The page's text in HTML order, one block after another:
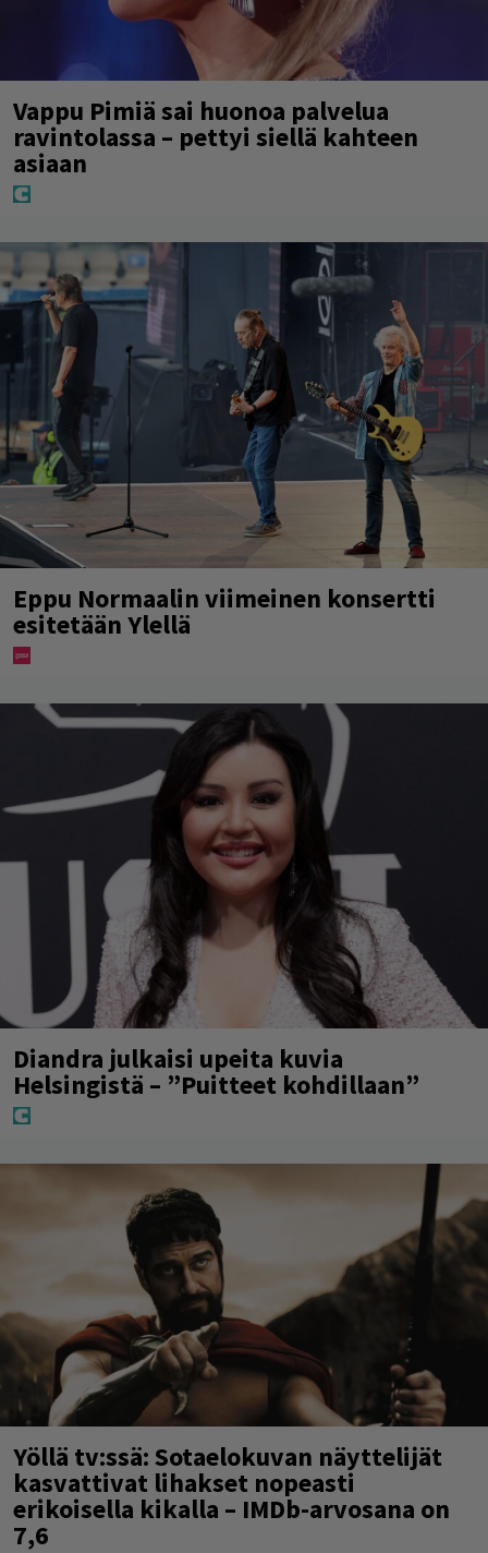
Vappu Pimiä sai huonoa palvelua
ravintolassa – pettyi siellä kahteen
asiaan
Eppu Normaalin viimeinen konsertti
esitetään Ylellä
Diandra julkaisi upeita kuvia
Helsingistä – ”Puitteet kohdillaan”
Yöllä tv:ssä: Sotaelokuvan näyttelijät
kasvattivat lihakset nopeasti
erikoisella kikalla – IMDb-arvosana on
7,6